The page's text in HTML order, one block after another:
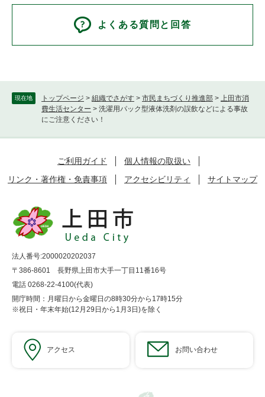
現在地 トップページ > 組織でさがす > 市民まちづくり推進部 >
上田市消
費生活センター > 洗濯用パック型液体洗剤の誤飲などによる事故
にご注意ください！
よくある質問と回答
ご利用ガイド
個人情報の取扱い
リンク・著作権・免責事項
アクセシビリティ サイトマップ
法人番号:2000020202037
〒386-8601 長野県上田市大手一丁目11番16号
電話 0268-22-4100(代表)
開庁時間：月曜日から金曜日の8時30分から17時15分
※祝日・年末年始(12月29日から1月3日)を除く
アクセス お問い合わせ